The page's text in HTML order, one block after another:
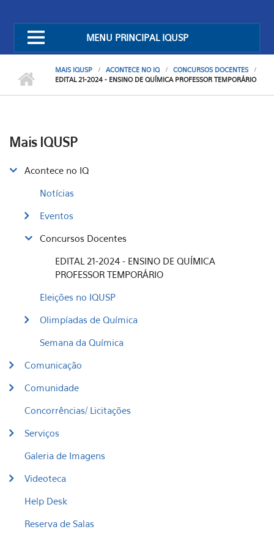
MENU PRINCIPAL IQUSP
MAIS IQUSP ACONTECE NO IQ
CONCURSOS DOCENTES
EDITAL 21-2024 - ENSINO DE QUÍMICA PROFESSOR TEMPORÁRIO
Mais IQUSP
Acontece no IQ
Notícias
Eventos
Concursos Docentes
EDITAL 21-2024 - ENSINO DE QUÍMICA
PROFESSOR TEMPORÁRIO
Eleições no IQUSP
Olimpíadas de Química
Semana da Química
Comunicação
Comunidade
Concorrências/ Licitações
Serviços
Galeria de Imagens
Videoteca
Help Desk
Reserva de Salas